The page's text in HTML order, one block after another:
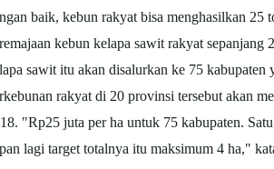
baik, kebun rakyat bisa menghasilkan
kebun kelapa sawit rakyat sepanjang
sawit itu akan disalurkan ke 75 kabupaten
rakyat di 20 provinsi tersebut akan
"Rp25 juta per ha untuk 75 kabupaten.
lagi target totalnya itu maksimum 4 ha,"